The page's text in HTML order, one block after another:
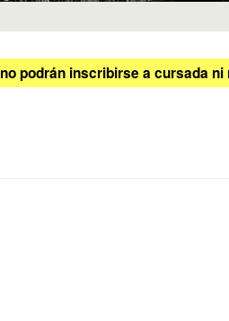
podrán inscribirse a cursada